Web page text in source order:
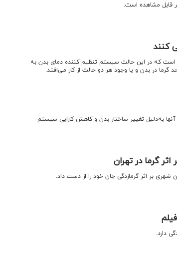
قابل مشاهده است.
کنند
است که در این حالت سیستم تنظیم کننده دمای بدن به
گرما در بدن و یا وجود هر دو حالت از کار می‌افتد.
آنها به‌دلیل تغییر ساختار بدن و کاهش کارایی سیستم
گرما در تهران
شهری بر اثر گرمازدگی جان خود را از دست داد.
دارد.